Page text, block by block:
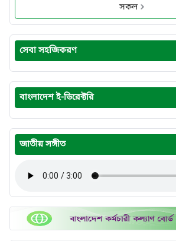
সকল
সেবা সহজিকরণ
বাংলাদেশ ই-ডিরেক্টরি
জাতীয় সঙ্গীত